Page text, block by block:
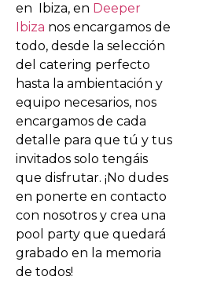
en Ibiza, en Deeper
Ibiza nos encargamos de
todo, desde la selección
del catering perfecto
hasta la ambientación y
equipo necesarios, nos
encargamos de cada
detalle para que tú y tus
invitados solo tengáis
que disfrutar. ¡No dudes
en ponerte en contacto
con nosotros y crea una
pool party que quedará
grabado en la memoria
de todos!